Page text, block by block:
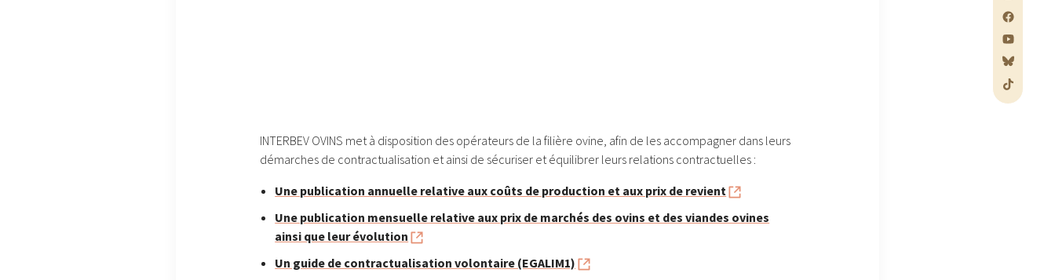
INTERBEV OVINS met à disposition des opérateurs de la filière ovine, afin de les accompagner dans leurs
démarches de contractualisation et ainsi de sécuriser et équilibrer leurs relations contractuelles :
Une publication annuelle relative aux coûts de production et aux prix de revient
Une publication mensuelle relative aux prix de marchés des ovins et des viandes ovines
ainsi que leur évolution
Un guide de contractualisation volontaire (EGALIM1)